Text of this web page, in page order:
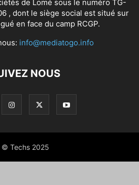
de Lomé sous le numéro TG-
, dont le siège social est situé sur
en face du camp RCGP.
info@mediatogo.info
NOUS
© Techs 2025